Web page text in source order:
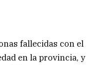
fallecidas con el
en la provincia, y